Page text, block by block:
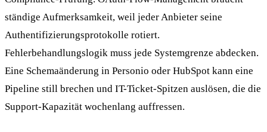
ständige Aufmerksamkeit, weil jeder Anbieter seine
Authentifizierungsprotokolle rotiert.
Fehlerbehandlungslogik muss jede Systemgrenze abdecken.
Eine Schemaänderung in Personio oder HubSpot kann eine
Pipeline still brechen und IT-Ticket-Spitzen auslösen, die die
Support-Kapazität wochenlang auffressen.